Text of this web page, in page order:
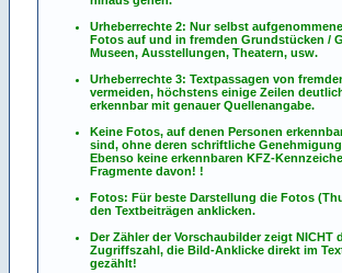
Urheberrechte 2: Nur selbst
Fotos auf und in fremden Grundstücken /
Museen, Ausstellungen, Theatern, usw.
Urheberrechte 3: Textpassagen von
vermeiden, höchstens einige Zeilen
erkennbar mit genauer Quellenangabe.
Keine Fotos, auf denen Personen
sind, ohne deren schriftliche Genehmigung
Ebenso keine erkennbaren KFZ-
Fragmente davon! !
Fotos: Für beste Darstellung die Fotos
den Textbeiträgen anklicken.
Der Zähler der Vorschaubilder zeigt NICHT
Zugriffszahl, die Bild-Anklicke direkt im
gezählt!